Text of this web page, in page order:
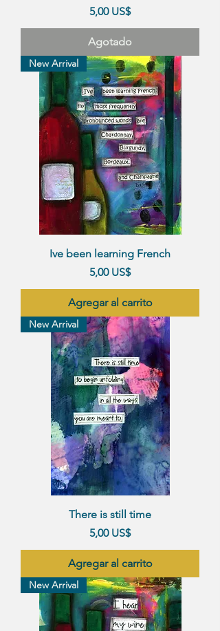
Precio
5,00 US$
Agotado
New Arrival
Ive been learning French
Precio
5,00 US$
Agregar al carrito
New Arrival
There is still time
Precio
5,00 US$
Agregar al carrito
New Arrival